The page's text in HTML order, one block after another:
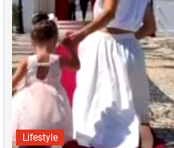
Lifestyle